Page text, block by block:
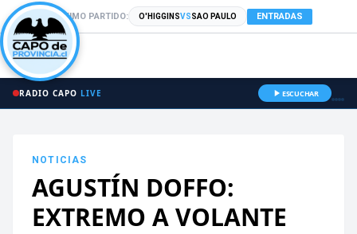
PRÓXIMO PARTIDO: O'HIGGINSVSSAO PAULO ENTRADAS
RADIO CAPO LIVE ESCUCHAR
NOTICIAS
AGUSTÍN DOFFO:
EXTREMO A VOLANTE